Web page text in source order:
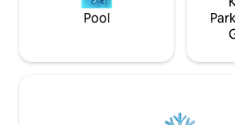
Pool